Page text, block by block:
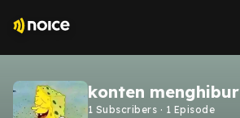
konten menghibur
1 Subscribers · 1 Episode